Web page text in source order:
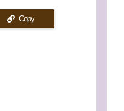
Copy